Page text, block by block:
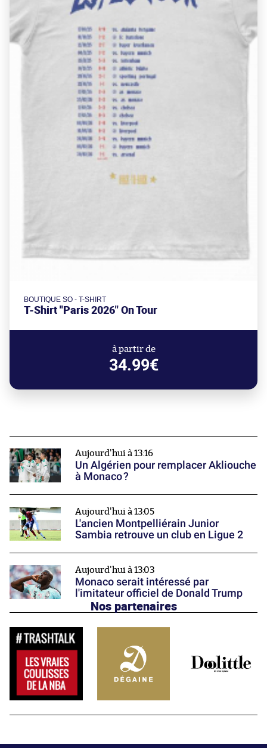
BOUTIQUE SO - T-SHIRT
T-Shirt "Paris 2026" On Tour
à partir de
34.99€
Aujourd'hui à 13:16
Un Algérien pour remplacer Akliouche
à Monaco ?
Aujourd'hui à 13:05
L'ancien Montpelliérain Junior
Sambia retrouve un club en Ligue 2
Aujourd'hui à 13:03
Monaco serait intéressé par
l'imitateur officiel de Donald Trump
Nos partenaires